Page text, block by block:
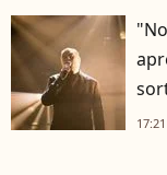
17:21